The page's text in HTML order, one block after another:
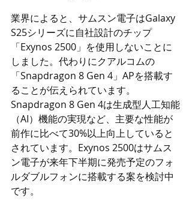
業界によると、サムスン電子はGalaxy
S25シリーズに自社設計のチップ
「Exynos 2500」を使用しないことに
しました。代わりにクアルコムの
「Snapdragon 8 Gen 4」APを搭載す
ることが伝えられています。
Snapdragon 8 Gen 4は生成型人工知能
（AI）機能の実現など、主要な性能が
前作に比べて30%以上向上していると
されています。Exynos 2500はサムス
ン電子が来年下半期に発売予定のフォ
ルダブルフォンに搭載する案を検討中
です。